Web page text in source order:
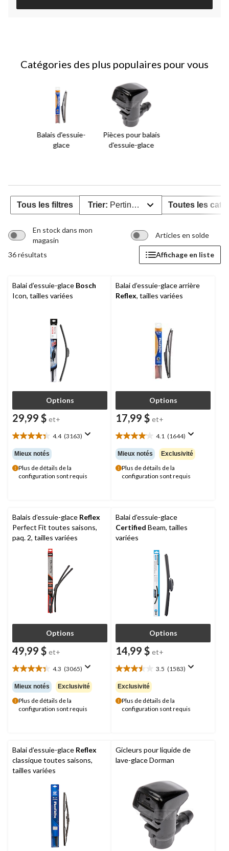
Catégories des plus populaires pour vous
Balais d'essuie-
glace
Pièces pour balais
d'essuie-glace
Tous les filtres Trier: Pertinence Toutes les
En stock dans mon
magasin
Articles en solde
36 résultats Affichage en liste
Balai d’essuie-glace Bosch
Icon, tailles variées
Options
29,99 $ et+
4.4 (3163)
4.4
étoile(s)
sur
5.
3163
Mieux notés
Plus de détails de la
configuration sont requis
Balai d’essuie-glace arrière
Reflex, tailles variées
Options
17,99 $ et+
4.1 (1644)
4.1
étoile(s)
sur
5.
1644
Mieux notés Exclusivité
Plus de détails de la
configuration sont requis
Balais d’essuie-glace Reflex
Perfect Fit toutes saisons,
paq. 2, tailles variées
Options
49,99 $ et+
4.3 (3065)
4.3
étoile(s)
sur
5.
3065
Mieux notés Exclusivité
Plus de détails de la
configuration sont requis
Balai d’essuie-glace
Certified Beam, tailles
variées
Options
14,99 $ et+
3.5 (1583)
3.5
étoile(s)
sur
5.
1583
Exclusivité
Plus de détails de la
configuration sont requis
Balai d’essuie-glace Reflex
classique toutes saisons,
tailles variées
Gicleurs pour liquide de
lave-glace Dorman